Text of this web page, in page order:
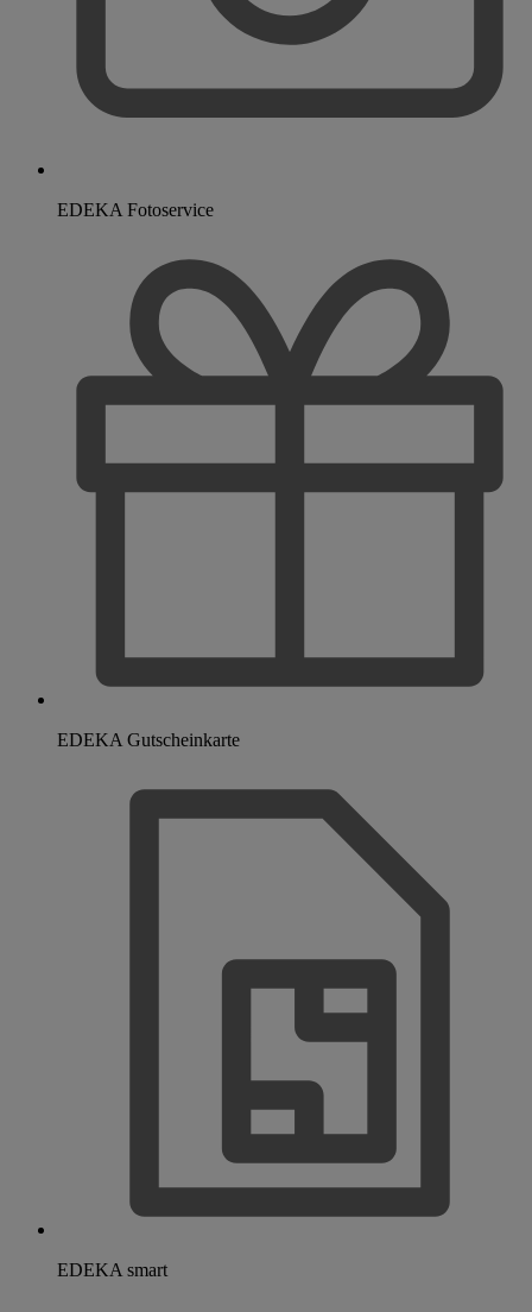
EDEKA Fotoservice
EDEKA Gutscheinkarte
EDEKA smart